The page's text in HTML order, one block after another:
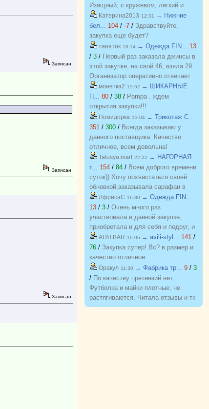
Записан
Записан
Записан
Изящный, с кружевом, легкий и
красивый. Куплен на распродаже
по отличной цене. Спасибо
организатору за возможность
приобретать красивые вещи по
приятным ценам. Желаю закупке
процветания и долгожительства
Катерина2013 12:31
→ Нижние
бел... 104 / -7 / Здравствуйте,
закупка еще будет?
таняток 18:14 → Одежда FIN... 13
/ 3 / Первый раз заказала джинсы в
этой закупке, на свой 46, взяла 29.
Организатор оперативно отвечает
на вопросы. Спасибо!!!
монетка2 15:52 → ШИКАРНЫЕ
П... 80 / 38 / Pompa . ждем
открытия закупки!!!
Помидорка 13:04 → Трикотаж C...
351 / 300 / Всегда заказываю у
данного поставщика. Качество
отличное, всем довольна!
Tatusya.mart 22:22 → НАГОРНАЯ
т... 154 / 84 / Всем доброго времени
суток)) Хочу похвастаться своей
обновкой,заказывала сарафан в
закупке (Нагорная трикотаж) и
осталась в полном восторге от
качества)) Соответствие
размерности и качество Выше
всяких похвал))
ЛфрисаС 16:30 → Одежда FIN...
13 / 3 / Очень много раз
участвовала в данной закупке,
приобретала и для себя и подруг, и
джинсы, и джемпера, и платья, и
блузки, вещи качественные,
соответствуют размеру и
описанию, организатор умничка
всегда оперативно отвечает, с
удовольствием буду участвовать
еще!
АНЯ BAR 16:06 → avili-styl... 141 /
76 / Закупка супер! Вс? в размер и
качество отличное.
Оракул 11:30 → Фабрика тр... 9 / 3
/ По качеству претензий нет.
Футболка и майки плотные, не
растягиваются. Читала отзывы и тк
люблю не в облипку вещи, на свой